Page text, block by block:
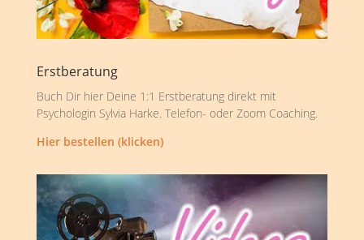
Erstberatung
Buch Dir hier Deine 1:1 Erstberatung direkt mit
Psychologin Sylvia Harke. Telefon- oder Zoom Coaching.
Hier bestellen (klicken)